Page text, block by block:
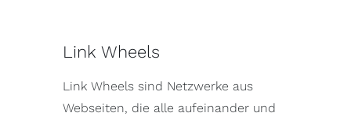
Link Wheels
Link Wheels sind Netzwerke aus
Webseiten, die alle aufeinander und